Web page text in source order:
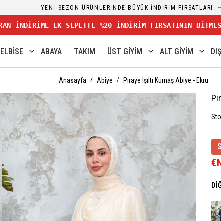
YENİ SEZON ÜRÜNLERİNDE BÜYÜK İNDİRİM FIRSATLARI
İNDİRİME EK SEPETTE %20 İNDİRİM FIRSATININ
ELBİSE ABAYA TAKIM ÜST GİYİM ALT GİYİM
Anasayfa Abiye Piraye Işıltı Kumaş Abiye - Ekru